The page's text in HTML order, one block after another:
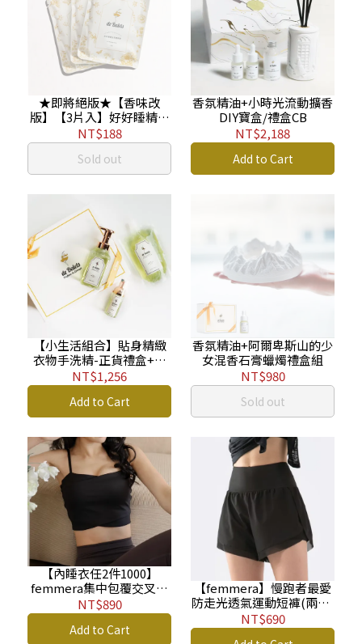
★即將絕版★【香味改
版】【3片入】好好睡精油
蒸氣眼罩-No.7 青澀時光
LA
NT$188
Sold out
香氛精油+小時光流動擴香
DIY寶盒/禮盒CB
NT$2,188
Add to Cart
【小生活組合】貼身精緻
衣物手洗精-正貨禮盒+補
充包(贈旅行瓶) LDC
NT$1,256
Add to Cart
香氛精油+阿爾卑斯山的少
女混香石膏蠟燭禮盒組
NT$980
Sold out
【內睡衣任2件1000】
femmera集中包覆交叉細
肩運動內衣 UW
NT$890
Add to Cart
【femmera】慢跑者最愛
防走光透氣運動短褲(兩色)
SW
NT$690